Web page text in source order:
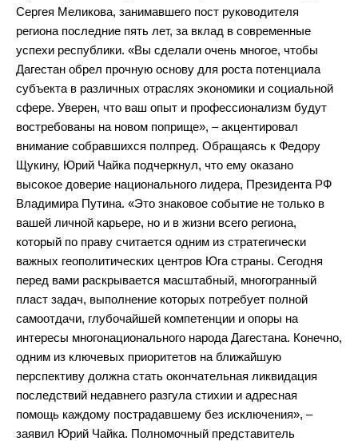
Сергея Меликова, занимавшего пост руководителя
региона последние пять лет, за вклад в современные
успехи республики. «Вы сделали очень многое, чтобы
Дагестан обрел прочную основу для роста потенциала
субъекта в различных отраслях экономики и социальной
сфере. Уверен, что ваш опыт и профессионализм будут
востребованы на новом поприще», – акцентировал
внимание собравшихся полпред. Обращаясь к Федору
Щукину, Юрий Чайка подчеркнул, что ему оказано
высокое доверие национального лидера, Президента РФ
Владимира Путина. «Это знаковое событие не только в
вашей личной карьере, но и в жизни всего региона,
который по праву считается одним из стратегически
важных геополитических центров Юга страны. Сегодня
перед вами раскрывается масштабный, многогранный
пласт задач, выполнение которых потребует полной
самоотдачи, глубочайшей компетенции и опоры на
интересы многонационального народа Дагестана. Конечно,
одним из ключевых приоритетов на ближайшую
перспективу должна стать окончательная ликвидация
последствий недавнего разгула стихии и адресная
помощь каждому пострадавшему без исключения», –
заявил Юрий Чайка. Полномочный представитель